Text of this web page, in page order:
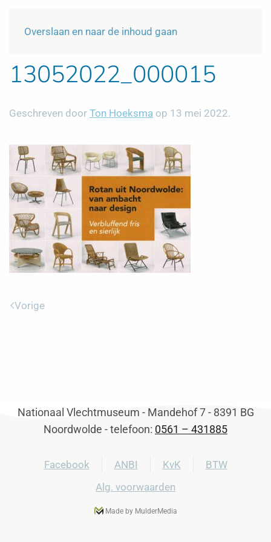
Overslaan en naar de inhoud gaan
13052022_000015
Geschreven door Ton Hoeksma op 13 mei 2022.
Vorige
Nationaal Vlechtmuseum - Mandehof 7 - 8391 BG
Noordwolde - telefoon: 0561 – 431885
Facebook ANBI KvK
BTW
Alg. voorwaarden
Made by MulderMedia
NL